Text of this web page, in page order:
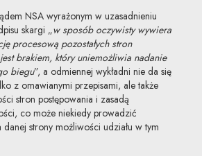
NSA wyrażonym w uzasadnieniu
skargi „w sposób oczywisty wywiera
procesową pozostałych stron
brakiem, który uniemożliwia nadanie
biegu”, a odmiennej wykładni nie da się
z omawianymi przepisami, ale także
stron postępowania i zasadą
co może niekiedy prowadzić
strony możliwości udziału w tym